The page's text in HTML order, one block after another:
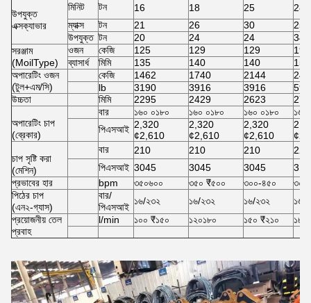
উপযুক্ত
এক্সক্যাভার
মিনিট টন 16 18 25
28
ম্যাক্স
টন 21 26 30
25
উপযুক্ত টন 20 24 24
34
সরঞ্জাম
(MoilType)
ওজন কেজি 125 129 129
193
ব্যাসার্ধ
মিমি 135 140 140
155
অপারেটিং ওজন
(টুল+এম/সি)
কেজি 1462 1740 2144
lb
3190 3916 3916
উচ্চতা
মিমি 2295 2429 2623
অপারেটিং চাপ
(ব্রেকার)
বার ১৬০ ০১৮০ ১৬০ ০১৮০ ১৬০ ০১৮০
১৬০
পিএসআই 2,320
¢2,610
2,320
¢2,610
2,320
¢2,610
চাপ সৃষ্টি করা
(মেশিন)
বার 210 210 210
220
পিএসআই 3045 3045 3045
প্রভাবের হার
bpm ৩৫০৬০০ ৩৫০ ₹৫০০ ৩০০-৪৫০
পিঠের চাপ
(এন২-গ্যাস)
বার/
পিএসআই
১৬/২৩২ ১৬/২৩২ ১৬/২৩২
১৬/
প্রয়োজনীয় তেল
প্রবাহ
l/min ১০০ ₹১৫০ ১২০১৮০ ১৫০ ₹২১০ ১৮০